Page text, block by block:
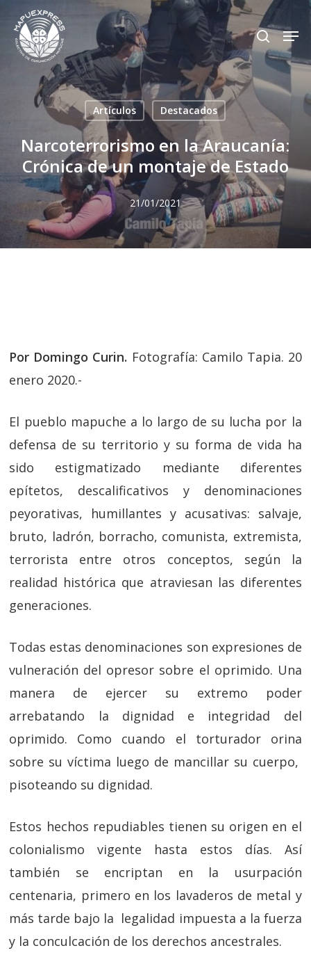
Skip
main
content
search
Artículos Destacados
Narcoterrorismo en la Araucanía:
Crónica de un montaje de Estado
21/01/2021
Por Domingo Curin. Fotografía: Camilo Tapia. 20
enero 2020.-
El pueblo mapuche a lo largo de su lucha por la
defensa de su territorio y su forma de vida ha
sido estigmatizado mediante diferentes
epítetos, descalificativos y denominaciones
peyorativas, humillantes y acusativas: salvaje,
bruto, ladrón, borracho, comunista, extremista,
terrorista entre otros conceptos, según la
realidad histórica que atraviesan las diferentes
generaciones.
Todas estas denominaciones son expresiones de
vulneración del opresor sobre el oprimido. Una
manera de ejercer su extremo poder
arrebatando la dignidad e integridad del
oprimido. Como cuando el torturador orina
sobre su víctima luego de mancillar su cuerpo,
pisoteando su dignidad.
Estos hechos repudiables tienen su origen en el
colonialismo vigente hasta estos días. Así
también se encriptan en la usurpación
centenaria, primero en los lavaderos de metal y
más tarde bajo la legalidad impuesta a la fuerza
y la conculcación de los derechos ancestrales.
Close
Menu